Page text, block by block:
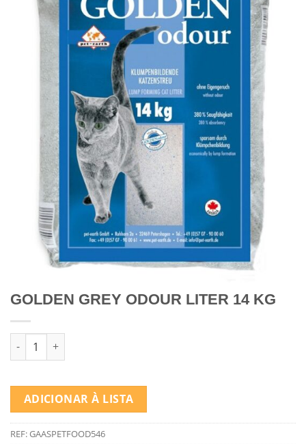
GOLDEN GREY ODOUR LITER 14 KG
Quantidade de GOLDEN GREY ODOUR LITER 14 KG
ADICIONAR À LISTA
REF:GAASPETFOOD546